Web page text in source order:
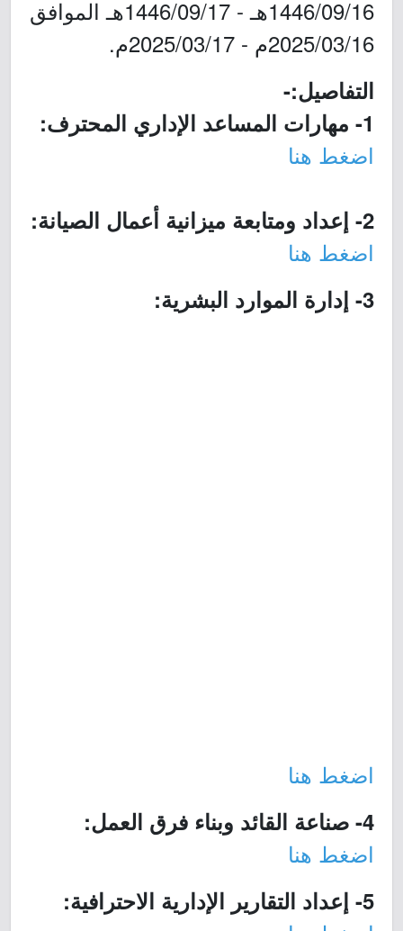
1446/09/16هـ - 1446/09/17هـ الموافق
2025/03/16م - 2025/03/17م.
التفاصيل:-
1- مهارات المساعد الإداري المحترف:
اضغط هنا
2- إعداد ومتابعة ميزانية أعمال الصيانة:
اضغط هنا
3- إدارة الموارد البشرية:
اضغط هنا
4- صناعة القائد وبناء فرق العمل:
اضغط هنا
5- إعداد التقارير الإدارية الاحترافية: